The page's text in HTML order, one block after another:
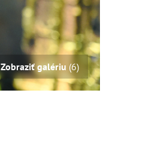
Zobraziť galériu (6)